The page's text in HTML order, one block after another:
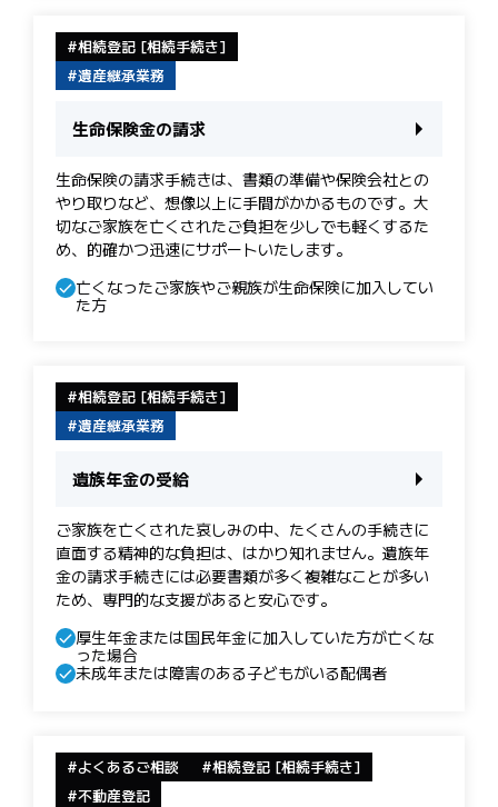
相続登記 [相続手続き]
遺産継承業務
生命保険金の請求
生命保険の請求手続きは、書類の準備や保険会社との
やり取りなど、想像以上に手間がかかるものです。大
切なご家族を亡くされたご負担を少しでも軽くするた
め、的確かつ迅速にサポートいたします。
亡くなったご家族やご親族が生命保険に加入してい
た方
相続登記 [相続手続き]
遺産継承業務
遺族年金の受給
ご家族を亡くされた哀しみの中、たくさんの手続きに
直面する精神的な負担は、はかり知れません。遺族年
金の請求手続きには必要書類が多く複雑なことが多い
ため、専門的な支援があると安心です。
厚生年金または国民年金に加入していた方が亡くな
った場合
未成年または障害のある子どもがいる配偶者
よくあるご相談
相続登記 [相続手続き]
不動産登記